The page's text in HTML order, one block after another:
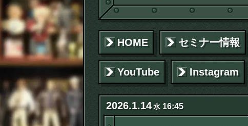
HOME セミナー情報
YouTube Instagram
2026.1.14水16:45